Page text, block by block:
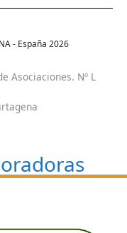
- España 2026
Asociaciones. Nº L